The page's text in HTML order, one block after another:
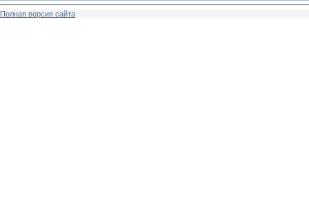
Полная версия сайта